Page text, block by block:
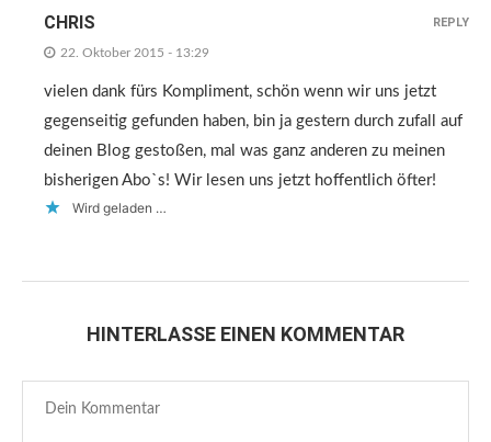
CHRIS
22. Oktober 2015 - 13:29
vielen dank fürs Kompliment, schön wenn wir uns jetzt
gegenseitig gefunden haben, bin ja gestern durch zufall auf
deinen Blog gestoßen, mal was ganz anderen zu meinen
bisherigen Abo`s! Wir lesen uns jetzt hoffentlich öfter!
Wird geladen …
REPLY
HINTERLASSE EINEN KOMMENTAR